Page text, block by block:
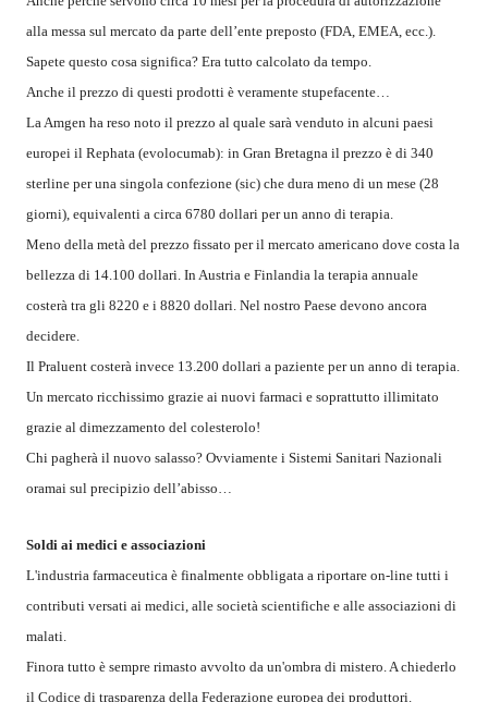
alla messa sul mercato da parte dell’ente preposto (FDA, EMEA, ecc.).
Sapete questo cosa significa? Era tutto calcolato da tempo.
Anche il prezzo di questi prodotti è veramente stupefacente…
La Amgen ha reso noto il prezzo al quale sarà venduto in alcuni paesi
europei il Rephata (evolocumab): in Gran Bretagna il prezzo è di 340
sterline per una singola confezione (sic) che dura meno di un mese (28
giorni), equivalenti a circa 6780 dollari per un anno di terapia.
Meno della metà del prezzo fissato per il mercato americano dove costa la
bellezza di 14.100 dollari. In Austria e Finlandia la terapia annuale
costerà tra gli 8220 e i 8820 dollari. Nel nostro Paese devono ancora
decidere.
Il Praluent costerà invece 13.200 dollari a paziente per un anno di terapia.
Un mercato ricchissimo grazie ai nuovi farmaci e soprattutto illimitato
grazie al dimezzamento del colesterolo!
Chi pagherà il nuovo salasso? Ovviamente i Sistemi Sanitari Nazionali
oramai sul precipizio dell’abisso…
Soldi ai medici e associazioni
L'industria farmaceutica è finalmente obbligata a riportare on-line tutti i
contributi versati ai medici, alle società scientifiche e alle associazioni di
malati.
Finora tutto è sempre rimasto avvolto da un'ombra di mistero. A chiederlo
il Codice di trasparenza della Federazione europea dei produttori.